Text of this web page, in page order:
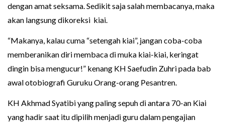
dengan amat seksama. Sedikit saja salah membacanya, maka
akan langsung dikoreksi kiai.
“Makanya, kalau cuma “setengah kiai”, jangan coba-coba
memberanikan diri membaca di muka kiai-kiai, keringat
dingin bisa mengucur!” kenang KH Saefudin Zuhri pada bab
awal otobiografi Guruku Orang-orang Pesantren.
KH Akhmad Syatibi yang paling sepuh di antara 70-an Kiai
yang hadir saat itu dipilih menjadi guru dalam pengajian